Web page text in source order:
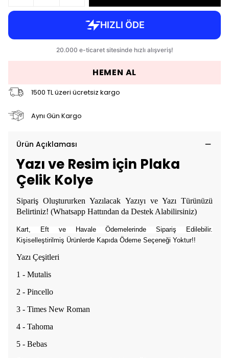
HEMEN AL
1500 TL üzeri ücretsiz kargo
Aynı Gün Kargo
Ürün Açıklaması
Yazı ve Resim için Plaka
Çelik Kolye
Sipariş Oluştururken Yazılacak Yazıyı ve Yazı Türünüzü
Belirtiniz! (Whatsapp Hattından da Destek Alabilirsiniz)
Kart, Eft ve Havale Ödemelerinde Sipariş Edilebilir.
Kişiselleştirilmiş Ürünlerde Kapıda Ödeme Seçeneği Yoktur!!
Yazı Çeşitleri
1 - Mutalis
2 - Pincello
3 - Times New Roman
4 - Tahoma
5 - Bebas